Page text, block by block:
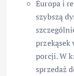
Europa i
szybszą
przekąsek
porcji. W
sprzedaż